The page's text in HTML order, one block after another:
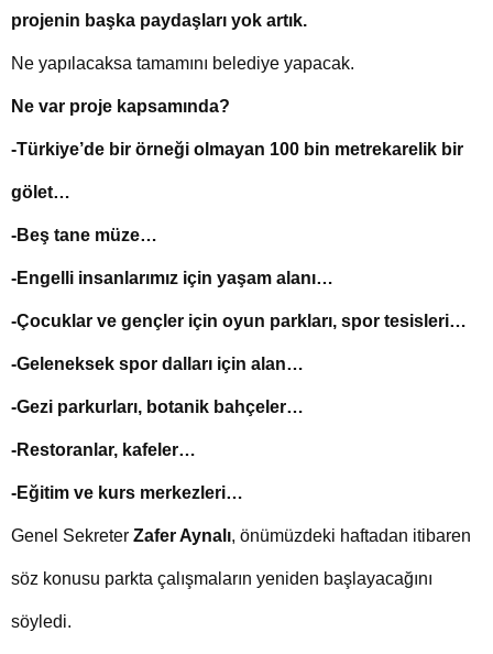
projenin başka paydaşları yok artık.
Ne yapılacaksa tamamını belediye yapacak.
Ne var proje kapsamında?
-Türkiye’de bir örneği olmayan 100 bin metrekarelik bir
gölet…
-Beş tane müze…
-Engelli insanlarımız için yaşam alanı…
-Çocuklar ve gençler için oyun parkları, spor tesisleri…
-Geleneksek spor dalları için alan…
-Gezi parkurları, botanik bahçeler…
-Restoranlar, kafeler…
-Eğitim ve kurs merkezleri…
Genel Sekreter Zafer Aynalı, önümüzdeki haftadan itibaren
söz konusu parkta çalışmaların yeniden başlayacağını
söyledi.